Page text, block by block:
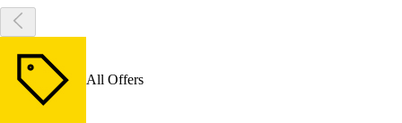
All Offers